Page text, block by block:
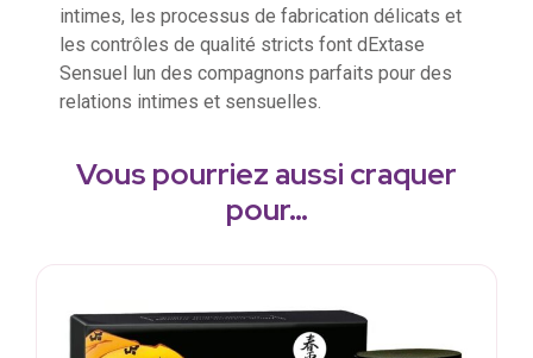
intimes, les processus de fabrication délicats et
les contrôles de qualité stricts font dExtase
Sensuel lun des compagnons parfaits pour des
relations intimes et sensuelles.
Vous pourriez aussi craquer
pour…